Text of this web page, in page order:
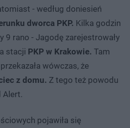
- według doniesień
dworca PKP. Kilka godzin
9 rano - Jagodę zarejestrowały
stacji PKP w Krakowie. Tam
wówczas, że
z domu. Z tego też powodu
Alert.
pojawiła się